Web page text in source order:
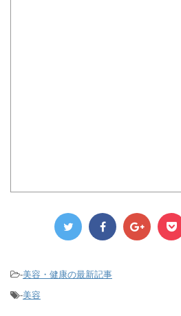
-美容・健康の最新記事
-美容